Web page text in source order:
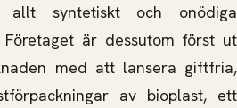
syntetiskt och onödiga
är dessutom först ut
med att lansera giftfria,
av bioplast, ett